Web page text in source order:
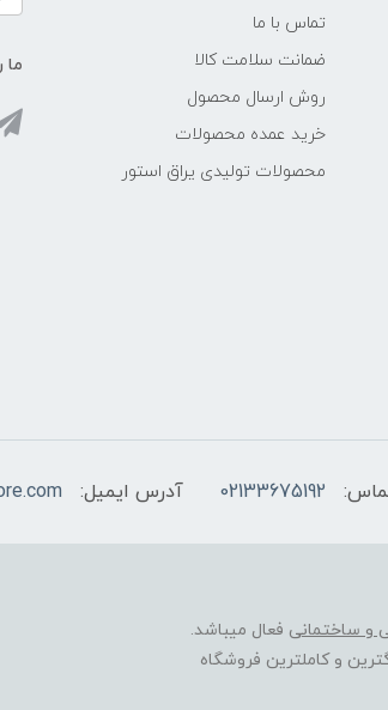
تماس با ما
ضمانت سلامت کالا
روش ارسال محصول
خرید عمده محصولات
محصولات تولیدی یراق استور
ما
02133675192 آدرس ایمیل:
و ساختمانی فعال میباشد.
و کاملترین فروشگاه